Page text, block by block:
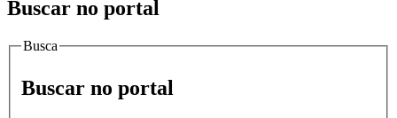
Buscar no portal
Busca
Buscar no portal